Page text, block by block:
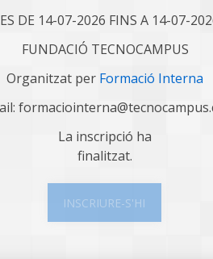
DE 14-07-2026 FINS A 14-07-
FUNDACIÓ TECNOCAMPUS
Organitzat per Formació Interna
La inscripció ha
finalitzat.
INSCRIURE-S'HI